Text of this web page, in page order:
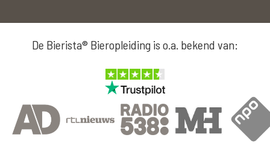
De Bierista® Bieropleiding is o.a. bekend van: